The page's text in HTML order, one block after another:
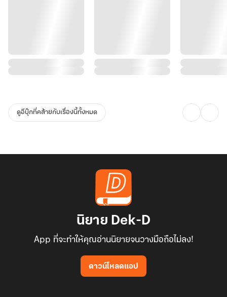
ดูอีบุ๊กที่คล้ายกับเรื่องนี้ทั้งหมด
นิยาย Dek-D
App ที่จะทำให้คุณอ่านนิยายจนวางมือถือไม่ลง!
ดาวน์โหลดแอป